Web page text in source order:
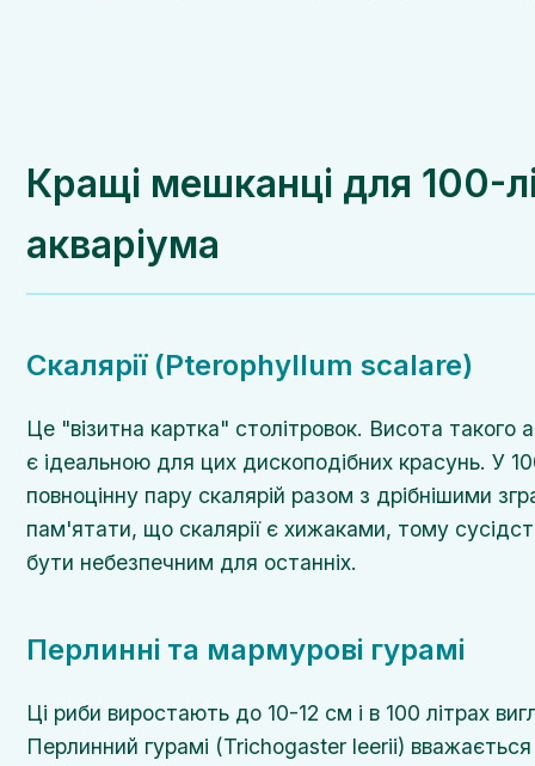
Кращі мешканці для 100-
акваріума
Скалярії (Pterophyllum scalare)
Це "візитна картка" столітровок. Висота
є ідеальною для цих дископодібних красунь. У
повноцінну пару скалярій разом з дрібнішими
пам'ятати, що скалярії є хижаками, тому
бути небезпечним для останніх.
Перлинні та мармурові гурамі
Ці риби виростають до 10-12 см і в 100 літрах
Перлинний гурамі (Trichogaster leerii)